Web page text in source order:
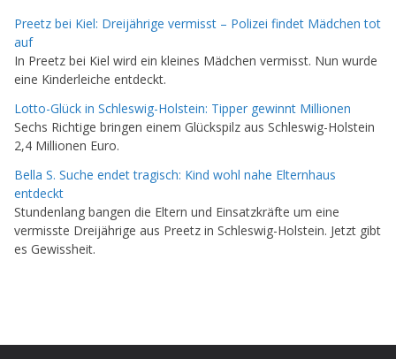
Preetz bei Kiel: Dreijährige vermisst – Polizei findet Mädchen tot
auf
In Preetz bei Kiel wird ein kleines Mädchen vermisst. Nun wurde
eine Kinderleiche entdeckt.
Lotto-Glück in Schleswig-Holstein: Tipper gewinnt Millionen
Sechs Richtige bringen einem Glückspilz aus Schleswig-Holstein
2,4 Millionen Euro.
Bella S. Suche endet tragisch: Kind wohl nahe Elternhaus
entdeckt
Stundenlang bangen die Eltern und Einsatzkräfte um eine
vermisste Dreijährige aus Preetz in Schleswig-Holstein. Jetzt gibt
es Gewissheit.